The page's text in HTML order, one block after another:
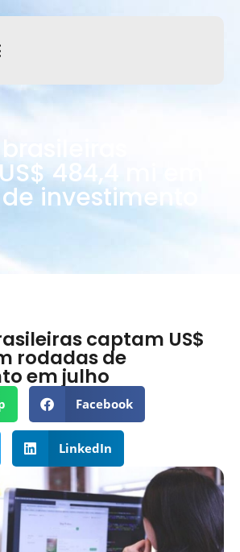
484,4 mi em
investimento
captam US$
rodadas de
em julho
Facebook
LinkedIn